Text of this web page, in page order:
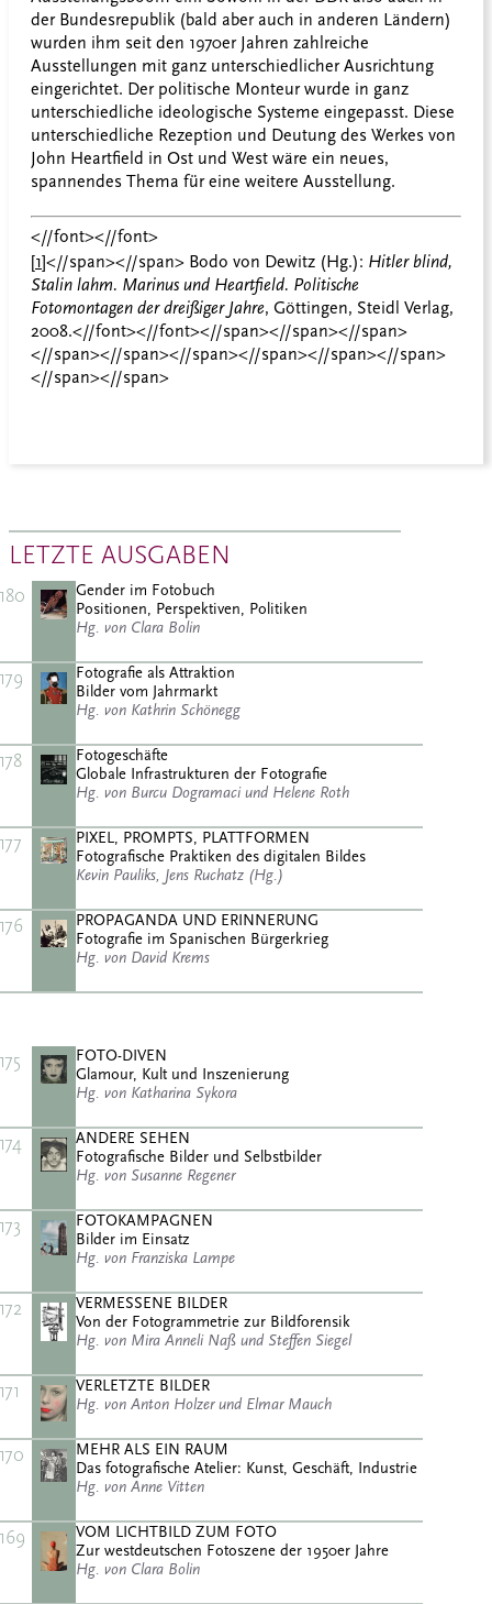
der Bundesrepublik (bald aber auch in anderen Ländern)
wurden ihm seit den 1970er Jahren zahlreiche
Ausstellungen mit ganz unterschiedlicher Ausrichtung
eingerichtet. Der politische Monteur wurde in ganz
unterschiedliche ideologische Systeme eingepasst. Diese
unterschiedliche Rezeption und Deutung des Werkes von
John Heartfield in Ost und West wäre ein neues,
spannendes Thema für eine weitere Ausstellung.
<//font><//font>
[1]<//span><//span> Bodo von Dewitz (Hg.): Hitler blind,
Stalin lahm. Marinus und Heartfield. Politische
Fotomontagen der dreißiger Jahre, Göttingen, Steidl Verlag,
2008.<//font><//font><//span><//span><//span>
<//span><//span><//span><//span><//span><//span>
<//span><//span>
LETZTE AUSGABEN
180
Gender im Fotobuch
Positionen, Perspektiven, Politiken
Hg. von Clara Bolin
179
Fotografie als Attraktion
Bilder vom Jahrmarkt
Hg. von Kathrin Schönegg
178
Fotogeschäfte
Globale Infrastrukturen der Fotografie
Hg. von Burcu Dogramaci und Helene Roth
177
PIXEL, PROMPTS, PLATTFORMEN
Fotografische Praktiken des digitalen Bildes
Kevin Pauliks, Jens Ruchatz (Hg.)
176
PROPAGANDA UND ERINNERUNG
Fotografie im Spanischen Bürgerkrieg
Hg. von David Krems
175
FOTO-DIVEN
Glamour, Kult und Inszenierung
Hg. von Katharina Sykora
174
ANDERE SEHEN
Fotografische Bilder und Selbstbilder
Hg. von Susanne Regener
173
FOTOKAMPAGNEN
Bilder im Einsatz
Hg. von Franziska Lampe
172
VERMESSENE BILDER
Von der Fotogrammetrie zur Bildforensik
Hg. von Mira Anneli Naß und Steffen Siegel
171
VERLETZTE BILDER
Hg. von Anton Holzer und Elmar Mauch
170
MEHR ALS EIN RAUM
Das fotografische Atelier: Kunst, Geschäft, Industrie
Hg. von Anne Vitten
169
VOM LICHTBILD ZUM FOTO
Zur westdeutschen Fotoszene der 1950er Jahre
Hg. von Clara Bolin